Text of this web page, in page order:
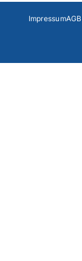
ImpressumAGB